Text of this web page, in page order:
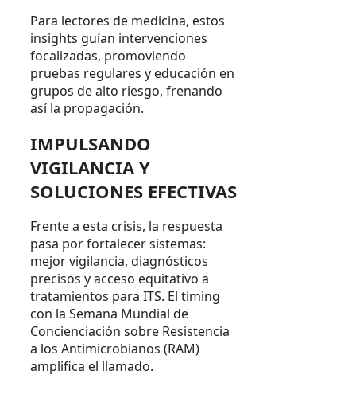
Para lectores de medicina, estos
insights guían intervenciones
focalizadas, promoviendo
pruebas regulares y educación en
grupos de alto riesgo, frenando
así la propagación.
IMPULSANDO
VIGILANCIA Y
SOLUCIONES EFECTIVAS
Frente a esta crisis, la respuesta
pasa por fortalecer sistemas:
mejor vigilancia, diagnósticos
precisos y acceso equitativo a
tratamientos para ITS. El timing
con la Semana Mundial de
Concienciación sobre Resistencia
a los Antimicrobianos (RAM)
amplifica el llamado.